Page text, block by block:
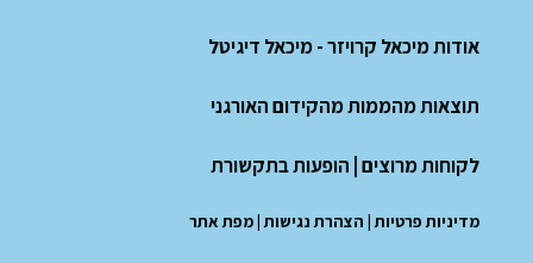
אודות מיכאל קרויזר - מיכאל דיגיטל
תוצאות מהממות מהקידום האורגני
לקוחות מרוצים הופעות בתקשורת
מדיניות פרטיות| הצהרת נגישות|מפת אתר